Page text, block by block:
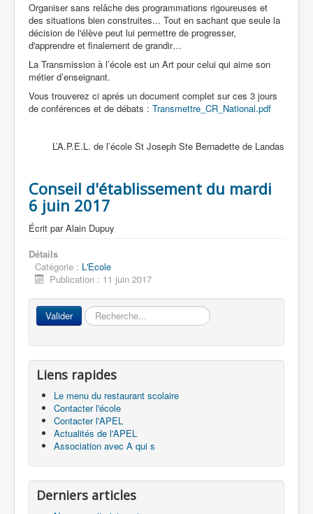
Organiser sans relâche des programmations rigoureuses et
des situations bien construites... Tout en sachant que seule la
décision de l'élève peut lui permettre de progresser,
d'apprendre et finalement de grandir…
La Transmission à l’école est un Art pour celui qui aime son
métier d’enseignant.
Vous trouverez ci aprés un document complet sur ces 3 jours
de conférences et de débats : Transmettre_CR_National.pdf
L’A.P.E.L. de l’école St Joseph Ste Bernadette de Landas
Conseil d'établissement du mardi
6 juin 2017
Écrit parAlain Dupuy
Détails
Catégorie : L'Ecole
Publication : 11 juin 2017
Valider Rechercher
Liens rapides
Le menu du restaurant scolaire
Contacter l'école
Contacter l'APEL
Actualités de l'APEL
Association avec A qui s
Derniers articles